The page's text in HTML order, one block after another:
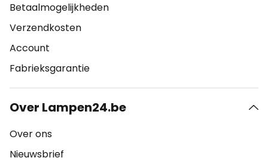
Betaalmogelijkheden
Verzendkosten
Account
Fabrieksgarantie
Over Lampen24.be
Over ons
Nieuwsbrief